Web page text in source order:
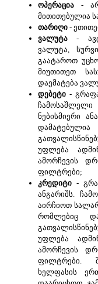
დაფარვა
დაფარვა
გადატანა
ოპერაცია -
მითითებულია
თარიღი -
ვალუტა -
ვალუტა,
გაატაროთ
მიუთითეთ
დაემატება
დებეტი -
ჩამოსაშლელი
ნებისმიერი
უფლება
ამორჩევის
ფილტრები;
კრედიტი -
ანგარიშს.
აირჩიოთ
რომლებიც
უფლება
ამორჩევის
ფილტრები.
ხელფასის